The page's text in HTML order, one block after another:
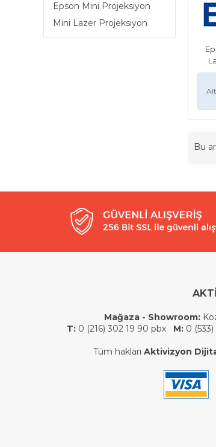
Epson Mini Projeksiyon
Mini Lazer Projeksiyon
Bu
Mağaza - Showroom:
T:0 (216) 302 19 90 pbx M:0 (533)
Tüm hakları Aktivizyon